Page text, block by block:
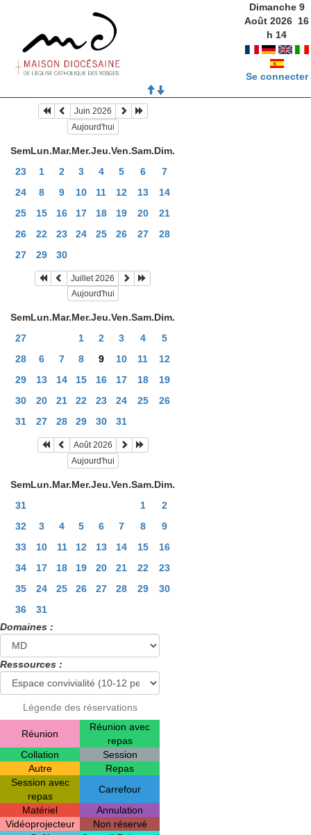
Dimanche 9
Août 2026 16
h 14
Se connecter
Juin 2026
Aujourd'hui
SemLun.Mar.Mer.Jeu.Ven.Sam.Dim.
23
1 2 3 4 5 6
7
24
8 9 10 11 12 13
14
25
15 16 17 18 19 20
21
26
22 23 24 25 26 27
28
27
29 30
Juillet 2026
Aujourd'hui
SemLun.Mar.Mer.Jeu.Ven.Sam.Dim.
27
1 2 3 4
5
28
6 7 8 9 10 11
12
29
13 14 15 16 17 18
19
30
20 21 22 23 24 25
26
31
27 28 29 30 31
Août 2026
Aujourd'hui
SemLun.Mar.Mer.Jeu.Ven.Sam.Dim.
31
1
2
32
3 4 5 6 7 8
9
33
10 11 12 13 14 15
16
34
17 18 19 20 21 22
23
35
24 25 26 27 28 29
30
36
31
Domaines :
Ressources :
Légende des réservations
Réunion
Réunion avec
repas
Collation
Session
Autre
Repas
Session avec
repas
Carrefour
Matériel
Annulation
Vidéoprojecteur
Non réservé